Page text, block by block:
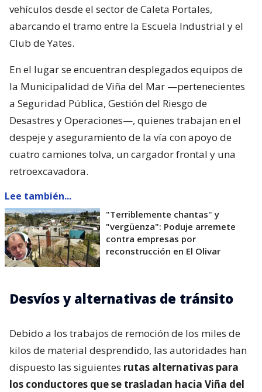
vehículos desde el sector de Caleta Portales,
abarcando el tramo entre la Escuela Industrial y el
Club de Yates.
En el lugar se encuentran desplegados equipos de
la Municipalidad de Viña del Mar —pertenecientes
a Seguridad Pública, Gestión del Riesgo de
Desastres y Operaciones—, quienes trabajan en el
despeje y aseguramiento de la vía con apoyo de
cuatro camiones tolva, un cargador frontal y una
retroexcavadora.
Lee también...
"Terriblemente chantas" y
"vergüenza": Poduje arremete
contra empresas por
reconstrucción en El Olivar
Desvíos y alternativas de tránsito
Debido a los trabajos de remoción de los miles de
kilos de material desprendido, las autoridades han
dispuesto las siguientes rutas alternativas para
los conductores que se trasladan hacia Viña del